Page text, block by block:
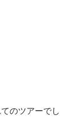
のツアーでし